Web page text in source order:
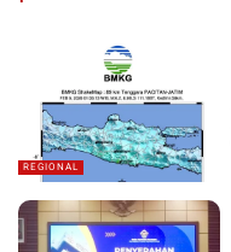
REGIONAL